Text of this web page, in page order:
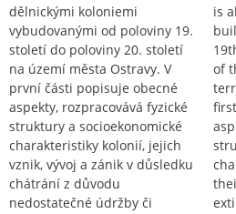
dělnickými koloniemi
vybudovanými od poloviny 19.
století do poloviny 20. století
na území města Ostravy. V
první části popisuje obecné
aspekty, rozpracovává fyzické
struktury a socioekonomické
charakteristiky kolonií, jejich
vznik, vývoj a zánik v důsledku
chátrání z důvodu
nedostatečné údržby či
is
of